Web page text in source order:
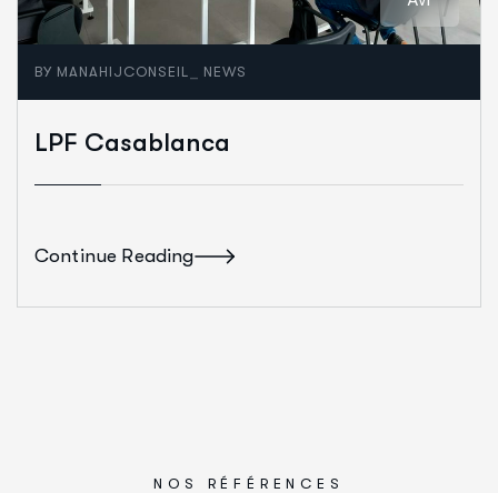
BY MANAHIJCONSEIL NEWS
LPF Casablanca
Continue Reading
NOS RÉFÉRENCES